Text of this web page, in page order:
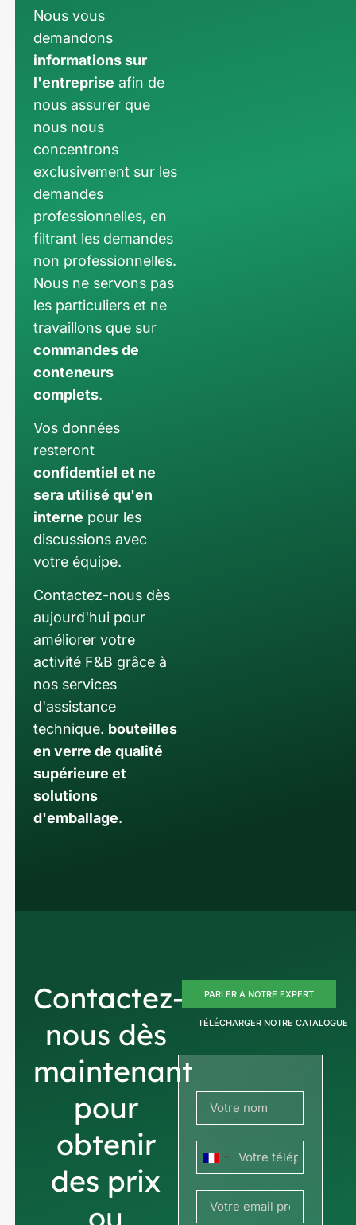
Nous vous
demandons
informations sur
l'entreprise afin de
nous assurer que
nous nous
concentrons
exclusivement sur les
demandes
professionnelles, en
filtrant les demandes
non professionnelles.
Nous ne servons pas
les particuliers et ne
travaillons que sur
commandes de
conteneurs
complets.
Vos données
resteront
confidentiel et ne
sera utilisé qu'en
interne pour les
discussions avec
votre équipe.
Contactez-nous dès
aujourd'hui pour
améliorer votre
activité F&B grâce à
nos services
d'assistance
technique. bouteilles
en verre de qualité
supérieure et
solutions
d'emballage.
Contactez-
nous dès
maintenant
pour
obtenir
des prix
ou
PARLER À NOTRE EXPERT
TÉLÉCHARGER NOTRE CATALOGUE
France
+33